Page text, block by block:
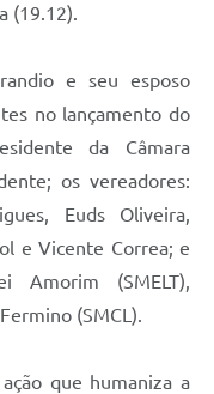
(19.12).
e seu esposo
no lançamento do
da Câmara
os vereadores:
Euds Oliveira,
e Vicente Correa; e
Amorim (SMELT),
(SMCL).
que humaniza a